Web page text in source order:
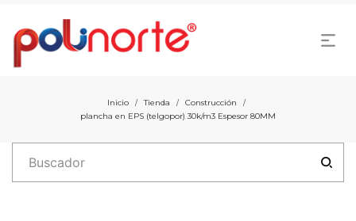
Inicio / Tienda / Construcción /
plancha en EPS (telgopor) 30k/m3 Espesor 80MM